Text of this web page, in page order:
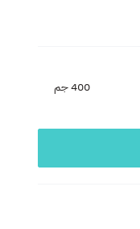
400 جم